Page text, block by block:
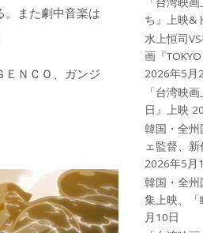
。また劇中音楽は
ＮＣＯ、ガンジ
ち』上映&
水上恒司
画『
2026年5月
「台湾映
日』上映
韓国・全
ェ監督、
2026年5月
韓国・全
集上映、
月10日